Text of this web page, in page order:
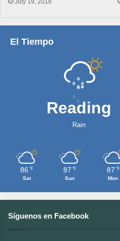
July 19, 2018
El Tiempo
Reading
Rain
86 ℉
Sat
87 ℉
Sun
87 ℉
Mon
Síguenos en Facebook